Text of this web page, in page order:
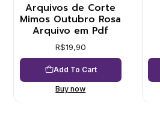
Arquivos de Corte
Mimos Outubro Rosa
Arquivo em Pdf
R$19,90
Add To Cart
Buy now